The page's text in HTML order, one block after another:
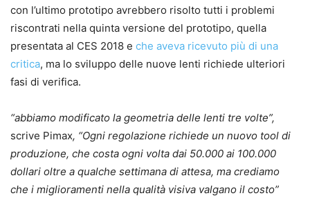
con l’ultimo prototipo avrebbero risolto tutti i problemi
riscontrati nella quinta versione del prototipo, quella
presentata al CES 2018 e che aveva ricevuto più di una
critica, ma lo sviluppo delle nuove lenti richiede ulteriori
fasi di verifica.
“abbiamo modificato la geometria delle lenti tre volte”,
scrive Pimax, “Ogni regolazione richiede un nuovo tool di
produzione, che costa ogni volta dai 50.000 ai 100.000
dollari oltre a qualche settimana di attesa, ma crediamo
che i miglioramenti nella qualità visiva valgano il costo”